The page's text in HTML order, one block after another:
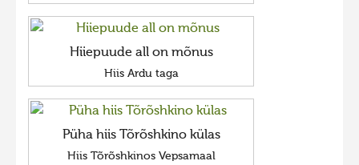
Hiiepuude all on mõnus
Hiis Ardu taga
Püha hiis Tõrõshkino külas
Hiis Tõrõshkinos Vepsamaal